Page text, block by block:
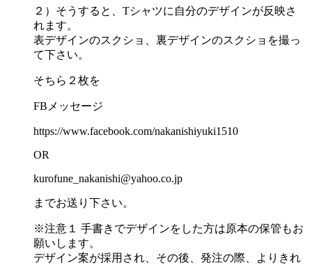
２）そうすると、Tシャツに自分のデザインが反映さ
れます。
表デザインのスクショ、裏デザインのスクショを撮っ
て下さい。
そちら２枚を
FBメッセージ
https://www.facebook.com/nakanishiyuki1510
OR
kurofune_nakanishi@yahoo.co.jp
までお送り下さい。
※注意１ 手書きでデザインをした方は原本の保管もお
願いします。
デザイン案が採用され、その後、発注の際、よりきれ